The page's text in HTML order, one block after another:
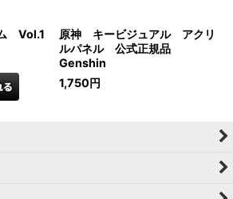
Vol.1
原神 キービジュアル アクリ
ルパネル 公式正規品
Genshin
1,750円